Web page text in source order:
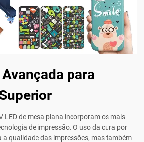
para
LED de mesa plana incorporam os mais
de impressão. O uso da cura por
a qualidade das impressões, mas também